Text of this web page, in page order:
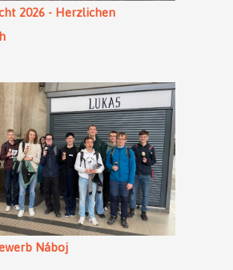
2026 - Herzlichen
Náboj